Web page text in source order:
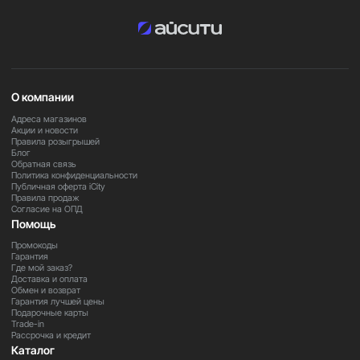
необходимости что-либо удалять.
iPhone 16 Pro Max — это сочетание мощности,
остаётся актуальным на долгие годы.
Важно
В зависимости от региона поставки некоторые функции
и сервисы устройства могут быть ограничены. Для
получения подробной информации обратитесь к нашим
менеджерам.
Закажите прямо сейчас
Оформите заказ на iPhone 16 Pro Max 1TB уже сегодня и
получите флагманский смартфон с максимальной
производительностью и пространством для любых
задач.
О компании
Адреса магазинов
Акции и новости
Правила розыгрышей
Блог
Обратная связь
Политика конфиденциальности
Публичная оферта iCity
Правила продаж
Согласие на ОПД
Помощь
Промокоды
Гарантия
Где мой заказ?
Доставка и оплата
Обмен и возврат
Гарантия лучшей цены
Подарочные карты
Trade-in
Рассрочка и кредит
Каталог